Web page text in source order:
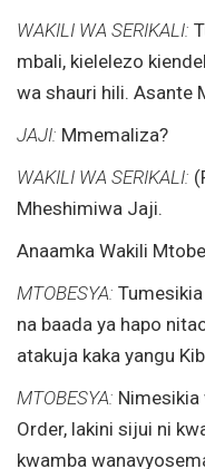
WAKILI WA SERIKALI:
mbali, kielelezo
wa shauri hili. Asante
JAJI: Mmemaliza?
WAKILI WA SERIKALI:
Mheshimiwa Jaji.
Anaamka Wakili
MTOBESYA:
na baada ya hapo
atakuja kaka yangu
MTOBESYA: Nimesikia
Order, lakini sijui ni
kwamba